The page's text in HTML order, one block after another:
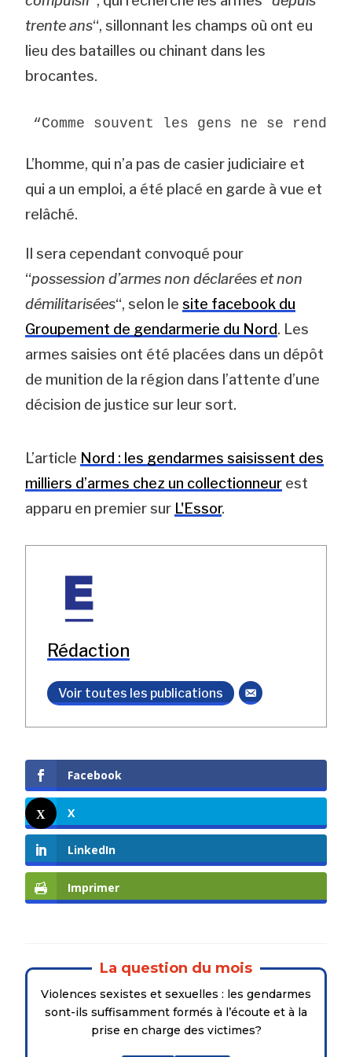
trente ans“, sillonnant les champs où ont eu
lieu des batailles ou chinant dans les
brocantes.
“Comme souvent les gens ne se
L’homme, qui n’a pas de casier judiciaire et
qui a un emploi, a été placé en garde à vue et
relâché.
Il sera cependant convoqué pour
“possession d’armes non déclarées et non
démilitarisées“, selon lesite facebook du
Groupement de gendarmerie du Nord. Les
armes saisies ont été placées dans un dépôt
de munition de la région dans l’attente d’une
décision de justice sur leur sort.
L’article Nord : les gendarmes saisissent des
milliers d’armes chez un collectionneur est
apparu en premier sur L'Essor.
Rédaction
Voir toutes les publications
Facebook
X
LinkedIn
Imprimer
La question du mois
Violences sexistes et sexuelles : les gendarmes
sont-ils suffisamment formés à l’écoute et à la
prise en charge des victimes?